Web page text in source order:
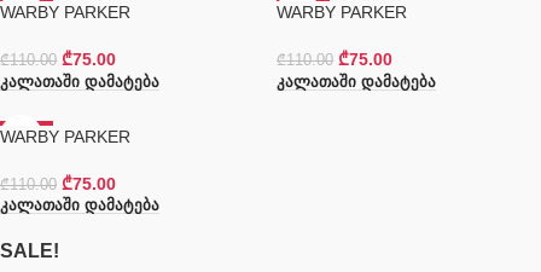
-32%
WARBY PARKER
₾110.00 ₾75.00
Კალათაში Დამატება
-32%
WARBY PARKER
₾110.00 ₾75.00
Კალათაში Დამატება
-32%
WARBY PARKER
₾110.00 ₾75.00
Კალათაში Დამატება
SALE!